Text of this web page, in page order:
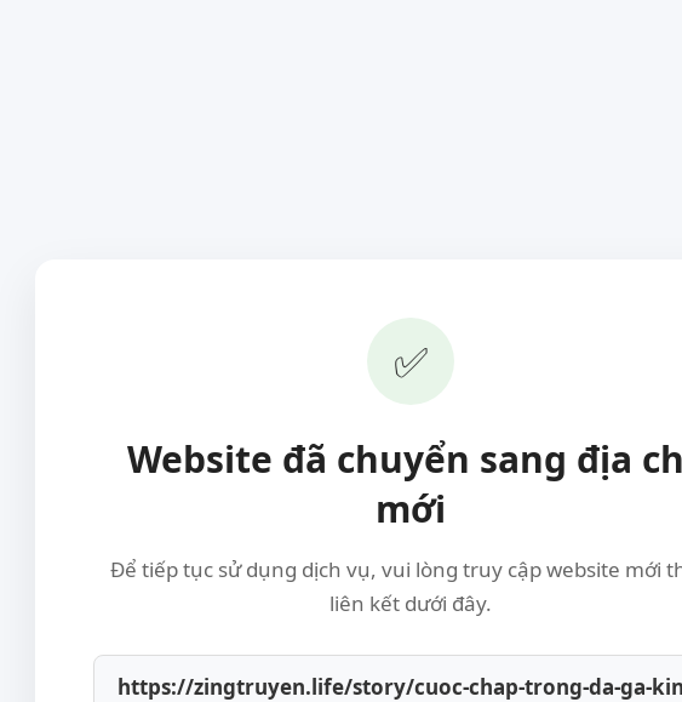
✅
Website đã chuyển sang địa
mới
Để tiếp tục sử dụng dịch vụ, vui lòng truy cập website mới
liên kết dưới đây.
https://zingtruyen.life/story/cuoc-chap-trong-da-ga-